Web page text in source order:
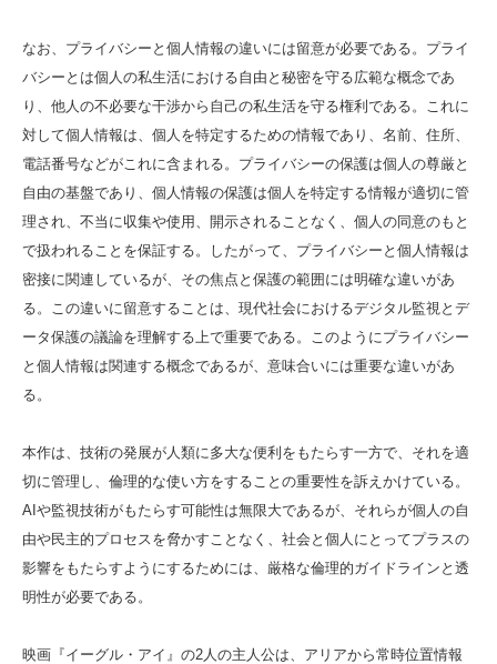
なお、プライバシーと個人情報の違いには留意が必要である。プライ
バシーとは個人の私生活における自由と秘密を守る広範な概念であ
り、他人の不必要な干渉から自己の私生活を守る権利である。これに
対して個人情報は、個人を特定するための情報であり、名前、住所、
電話番号などがこれに含まれる。プライバシーの保護は個人の尊厳と
自由の基盤であり、個人情報の保護は個人を特定する情報が適切に管
理され、不当に収集や使用、開示されることなく、個人の同意のもと
で扱われることを保証する。したがって、プライバシーと個人情報は
密接に関連しているが、その焦点と保護の範囲には明確な違いがあ
る。この違いに留意することは、現代社会におけるデジタル監視とデ
ータ保護の議論を理解する上で重要である。このようにプライバシー
と個人情報は関連する概念であるが、意味合いには重要な違いがあ
る。
本作は、技術の発展が人類に多大な便利をもたらす一方で、それを適
切に管理し、倫理的な使い方をすることの重要性を訴えかけている。
AIや監視技術がもたらす可能性は無限大であるが、それらが個人の自
由や民主的プロセスを脅かすことなく、社会と個人にとってプラスの
影響をもたらすようにするためには、厳格な倫理的ガイドラインと透
明性が必要である。
映画『イーグル・アイ』の2人の主人公は、アリアから常時位置情報